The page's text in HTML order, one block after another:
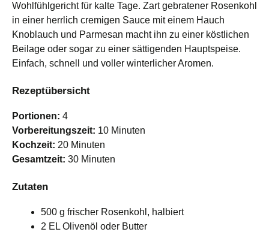
Wohlfühlgericht für kalte Tage. Zart gebratener Rosenkohl
in einer herrlich cremigen Sauce mit einem Hauch
Knoblauch und Parmesan macht ihn zu einer köstlichen
Beilage oder sogar zu einer sättigenden Hauptspeise.
Einfach, schnell und voller winterlicher Aromen.
Rezeptübersicht
Portionen: 4
Vorbereitungszeit: 10 Minuten
Kochzeit: 20 Minuten
Gesamtzeit: 30 Minuten
Zutaten
500 g frischer Rosenkohl, halbiert
2 EL Olivenöl oder Butter